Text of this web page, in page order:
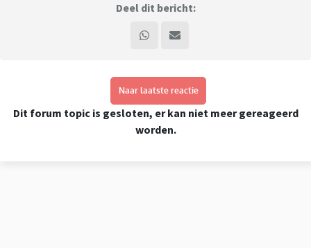
Deel dit bericht:
Naar laatste reactie
Dit forum topic is gesloten, er kan niet meer gereageerd
worden.